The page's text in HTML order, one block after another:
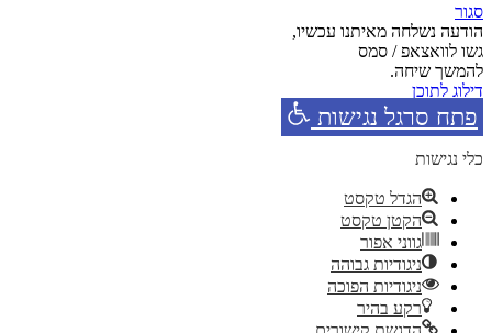
סגור
הודעה נשלחה מאיתנו עכשיו,
גשו לוואצאפ / סמס
להמשך שיחה.
דילוג לתוכן
פתח סרגל נגישות
כלי נגישות
הגדל טקסט
הקטן טקסט
גווני אפור
ניגודיות גבוהה
ניגודיות הפוכה
רקע בהיר